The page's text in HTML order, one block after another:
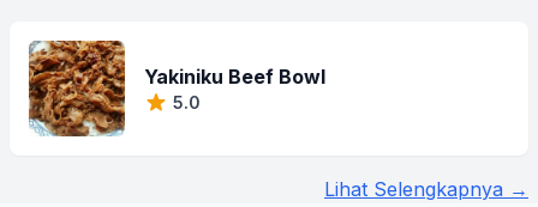
Yakiniku Beef Bowl
5.0
Lihat Selengkapnya →